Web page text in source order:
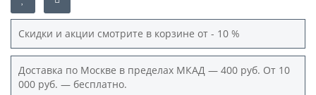
Скидки и акции смотрите в корзине от - 10 %
Доставка по Москве в пределах МКАД — 400 руб. От 10
000 руб. — бесплатно.